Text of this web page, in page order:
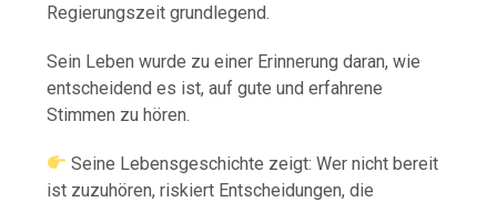
Regierungszeit grundlegend.
Sein Leben wurde zu einer Erinnerung daran, wie
entscheidend es ist, auf gute und erfahrene
Stimmen zu hören.
Seine Lebensgeschichte zeigt: Wer nicht bereit
ist zuzuhören, riskiert Entscheidungen, die